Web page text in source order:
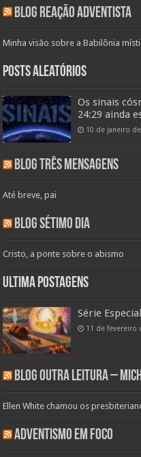
Blog Reação Adventista
Minha visão sobre a Babilônia
Posts aleatórios
Os sinais
24:29 ainda
10 de janeiro
Blog Três Mensagens
Até breve, pai
Blog Sétimo Dia
Cristo, a ponte sobre o abismo
Ultima Postagens
Série
11 de fevereiro
Blog Outra Leitura –
Ellen White chamou os
Adventismo em Foco